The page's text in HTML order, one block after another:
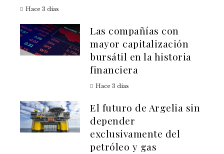
Hace 3 días
Las compañías con
mayor capitalización
bursátil en la historia
financiera
Hace 3 días
El futuro de Argelia sin
depender
exclusivamente del
petróleo y gas